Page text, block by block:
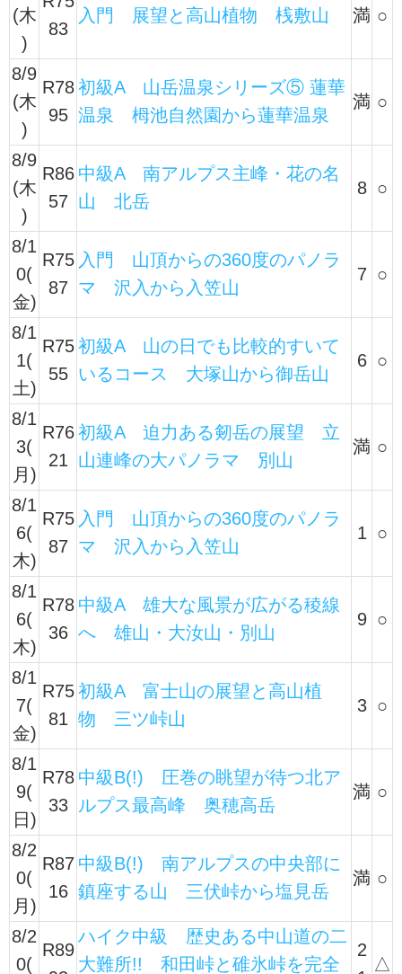
(木
)
83
入門 展望と高山植物 桟敷山 満 ○
8/9
(木
)
R78
95
初級A 山岳温泉シリーズ⑤ 蓮華
温泉 栂池自然園から蓮華温泉
満 ○
8/9
(木
)
R86
57
中級A 南アルプス主峰・花の名
山 北岳
8 ○
8/1
0(
金)
R75
87
入門 山頂からの360度のパノラ
マ 沢入から入笠山
7 ○
8/1
1(
土)
R75
55
初級A 山の日でも比較的すいて
いるコース 大塚山から御岳山
6 ○
8/1
3(
月)
R76
21
初級A 迫力ある剱岳の展望 立
山連峰の大パノラマ 別山
満 ○
8/1
6(
木)
R75
87
入門 山頂からの360度のパノラ
マ 沢入から入笠山
1 ○
8/1
6(
木)
R78
36
中級A 雄大な風景が広がる稜線
へ 雄山・大汝山・別山
9 ○
8/1
7(
金)
R75
81
初級A 富士山の展望と高山植
物 三ツ峠山
3 ○
8/1
9(
日)
R78
33
中級B(!) 圧巻の眺望が待つ北ア
ルプス最高峰 奥穂高岳
満 ○
8/2
0(
月)
R87
16
中級B(!) 南アルプスの中央部に
鎮座する山 三伏峠から塩見岳
満 ○
8/2
0(
R89
ハイク中級 歴史ある中山道の二
大難所!! 和田峠と碓氷峠を完全
2
△